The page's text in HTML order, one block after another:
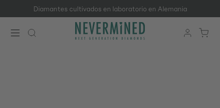
Saltar al contenido principal
Diamantes cultivados en laboratorio en Alemania